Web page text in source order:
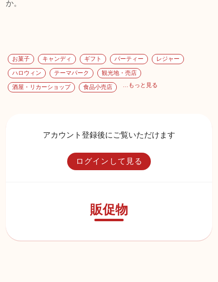
か。
お菓子 キャンディ ギフト パーティー レジャー
ハロウィン テーマパーク 観光地・売店
酒屋・リカーショップ 食品小売店 …もっと見る
アカウント登録後にご覧いただけます
ログインして見る
販促物